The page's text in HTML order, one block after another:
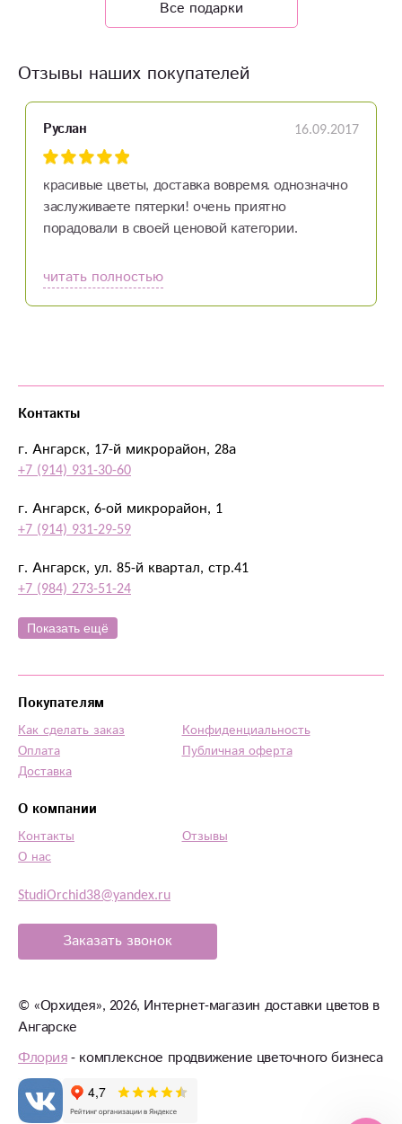
Все подарки
Отзывы наших покупателей
Руслан 16.09.2017
красивые цветы, доставка вовремя. однозначно
заслуживаете пятерки! очень приятно
порадовали в своей ценовой категории.
читать полностью
Контакты
г. Ангарск, 17-й микрорайон, 28а
+7 (914) 931-30-60
г. Ангарск, 6-ой микрорайон, 1
+7 (914) 931-29-59
г. Ангарск, ул. 85-й квартал, стр.41
+7 (984) 273-51-24
Показать ещё
StudiOrchid38@yandex.ru
Заказать звонок
Покупателям
Как сделать заказ
Оплата
Доставка
Конфиденциальность
Публичная оферта
О компании
Контакты
О нас
Отзывы
© «Орхидея», 2026, Интернет-магазин доставки цветов в
Ангарске
Флория- комплексное продвижение цветочного бизнеса